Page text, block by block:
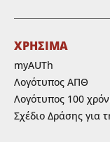
ΧΡΗΣΙΜΑ
myAUTh
Λογότυπος ΑΠΘ
Λογότυπος 100
Σχέδιο Δράσης για